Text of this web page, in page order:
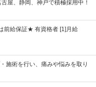
屋、静岡、神戸で積極採用中！
前給保証★ 有資格者 [1]月給
施術を行い、痛みや悩みを取り